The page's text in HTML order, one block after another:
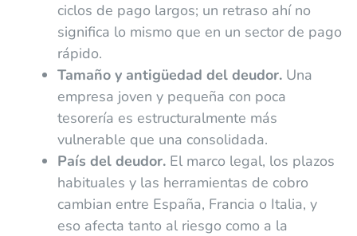
ciclos de pago largos; un retraso ahí no
significa lo mismo que en un sector de pago
rápido.
Tamaño y antigüedad del deudor.Una
empresa joven y pequeña con poca
tesorería es estructuralmente más
vulnerable que una consolidada.
País del deudor.El marco legal, los plazos
habituales y las herramientas de cobro
cambian entre España, Francia o Italia, y
eso afecta tanto al riesgo como a la